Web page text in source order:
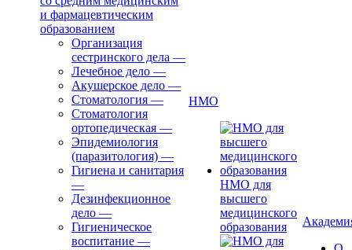
и фармацевтическим
образованием
Организация
сестринского дела —
Лечебное дело —
Акушерское дело —
Стоматология —
Стоматология
ортопедическая —
Эпидемиология
(паразитология) —
Гигиена и санитария
—
Дезинфекционное
дело —
Гигиеническое
воспитание —
НМО
НМО для
высшего
медицинского
образования